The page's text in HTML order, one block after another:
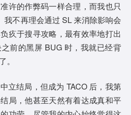
许的作弊码一样合理，而我也只
我不再理会通过 SL 来消除影响会
疚于搜寻攻略，最有效率地打出
前的黑屏 BUG 时，我就已经背
立结局，但成为 TACO 后，我第
局，他甚至天然有着达成真和平